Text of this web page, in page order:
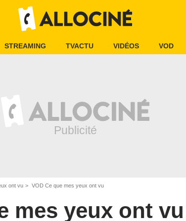
STREAMING TVACTU VIDÉOS VOD
ont vu VOD Ce que mes yeux ont vu
mes yeux ont vu